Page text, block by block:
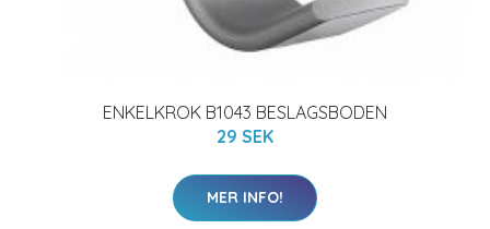
ENKELKROK B1043 BESLAGSBODEN
29 SEK
MER INFO!